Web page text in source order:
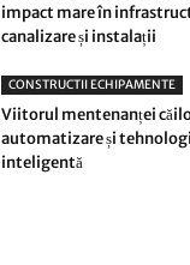
impact mare în
canalizare și instalații
CONSTRUCTII ECHIPAMENTE
Viitorul mentenanței
automatizare și
inteligentă